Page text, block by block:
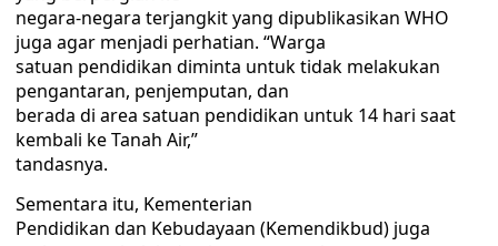
negara-negara terjangkit yang dipublikasikan WHO
juga agar menjadi perhatian. “Warga
satuan pendidikan diminta untuk tidak melakukan
pengantaran, penjemputan, dan
berada di area satuan pendidikan untuk 14 hari saat
kembali ke Tanah Air,”
tandasnya.
Sementara itu, Kementerian
Pendidikan dan Kebudayaan (Kemendikbud) juga